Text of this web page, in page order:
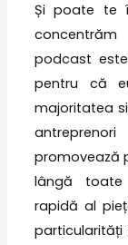
Și poate te
podcast
pentru că
majoritatea
promovează
lângă toate
rapidă al
particularități